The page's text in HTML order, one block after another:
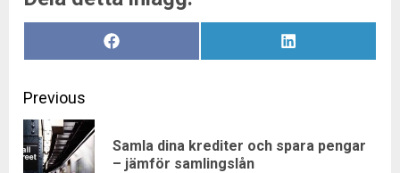
Dela
på
Facebook
Dela
på
LinkedIn
Post
navigation
Previous
Samla dina krediter och spara pengar
– jämför samlingslån